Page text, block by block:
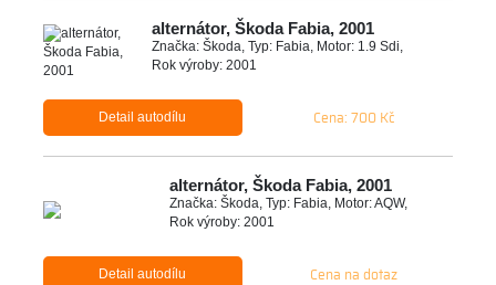
alternátor, Škoda Fabia, 2001
Značka: Škoda, Typ: Fabia, Motor: 1.9 Sdi,
Rok výroby: 2001
Detail autodílu Cena: 700 Kč
alternátor, Škoda Fabia, 2001
Značka: Škoda, Typ: Fabia, Motor: AQW,
Rok výroby: 2001
Detail autodílu Cena na dotaz